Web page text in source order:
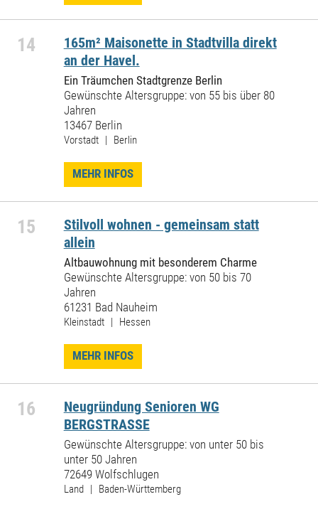
14
165m² Maisonette in Stadtvilla direkt
an der Havel.
Ein Träumchen Stadtgrenze Berlin
Gewünschte Altersgruppe: von 55 bis über 80
Jahren
13467 Berlin
Vorstadt | Berlin
MEHR INFOS
15
Stilvoll wohnen - gemeinsam statt
allein
Altbauwohnung mit besonderem Charme
Gewünschte Altersgruppe: von 50 bis 70
Jahren
61231 Bad Nauheim
Kleinstadt | Hessen
MEHR INFOS
16
Neugründung Senioren WG
BERGSTRASSE
Gewünschte Altersgruppe: von unter 50 bis
unter 50 Jahren
72649 Wolfschlugen
Land | Baden-Württemberg